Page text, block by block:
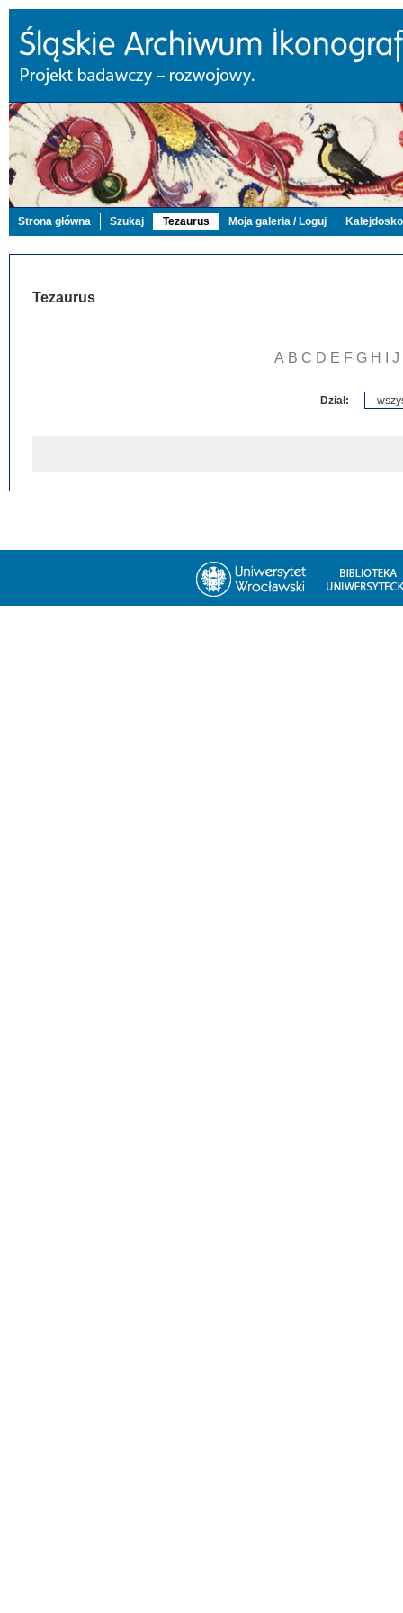
Strona główna Szukaj Tezaurus Moja galeria / Loguj
Tezaurus
A B C D E F G H J
Dział: